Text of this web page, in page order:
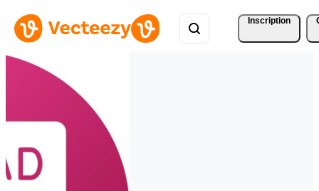
Inscription